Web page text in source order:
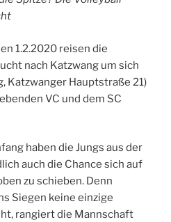
1.2.2020 reisen die
nach Katzwang um sich
Katzwanger Hauptstraße 21)
VC und dem SC
haben die Jungs aus der
auch die Chance sich auf
zu schieben. Denn
Siegen keine einzige
rangiert die Mannschaft